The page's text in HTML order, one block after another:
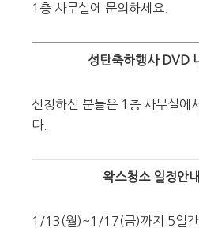
1층 사무실에 문의하세요.
성탄축하행사 DVD
신청하신 분들은 1층 사무실에
다.
왁스청소 일정안
1/13(월)~1/17(금)까지 5일간